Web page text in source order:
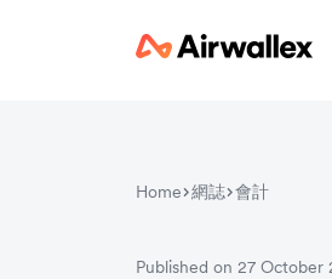
Home 網誌 會計
Published on 27 October